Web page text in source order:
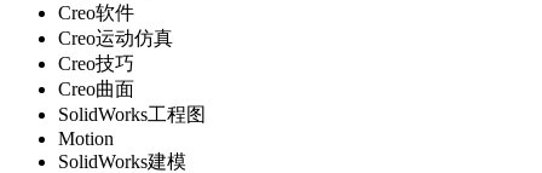
Creo软件
Creo运动仿真
Creo技巧
Creo曲面
SolidWorks工程图
Motion
SolidWorks建模